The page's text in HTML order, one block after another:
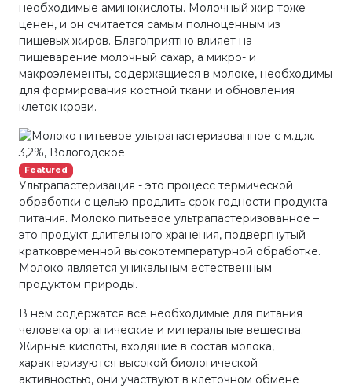
необходимые аминокислоты. Молочный жир тоже
ценен, и он считается самым полноценным из
пищевых жиров. Благоприятно влияет на
пищеварение молочный сахар, а микро- и
макроэлементы, содержащиеся в молоке, необходимы
для формирования костной ткани и обновления
клеток крови.
Featured
Ультрапастеризация - это процесс термической
обработки с целью продлить срок годности продукта
питания. Молоко питьевое ультрапастеризованное –
это продукт длительного хранения, подвергнутый
кратковременной высокотемпературной обработке.
Молоко является уникальным естественным
продуктом природы.
В нем содержатся все необходимые для питания
человека органические и минеральные вещества.
Жирные кислоты, входящие в состав молока,
характеризуются высокой биологической
активностью, они участвуют в клеточном обмене